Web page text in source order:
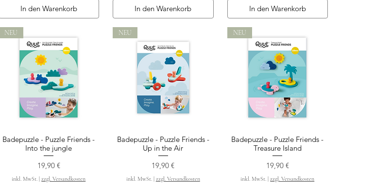
In den Warenkorb In den Warenkorb In den Warenkorb
Schnellansicht
NEU
Badepuzzle - Puzzle Friends -
Into the jungle
Preis
19,90 €
inkl. MwSt. |zzgl. Versandkosten
Schnellansicht
NEU
Badepuzzle - Puzzle Friends -
Up in the Air
Preis
19,90 €
inkl. MwSt.| zzgl. Versandkosten
Schnellansicht
NEU
Badepuzzle - Puzzle Friends -
Treasure Island
Preis
19,90 €
inkl. MwSt. |zzgl. Versandkosten